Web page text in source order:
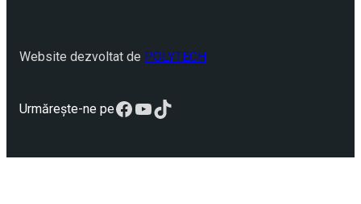
Website dezvoltat de POLYTECH
Urmărește-ne peFacebook
YouTube
TikTok